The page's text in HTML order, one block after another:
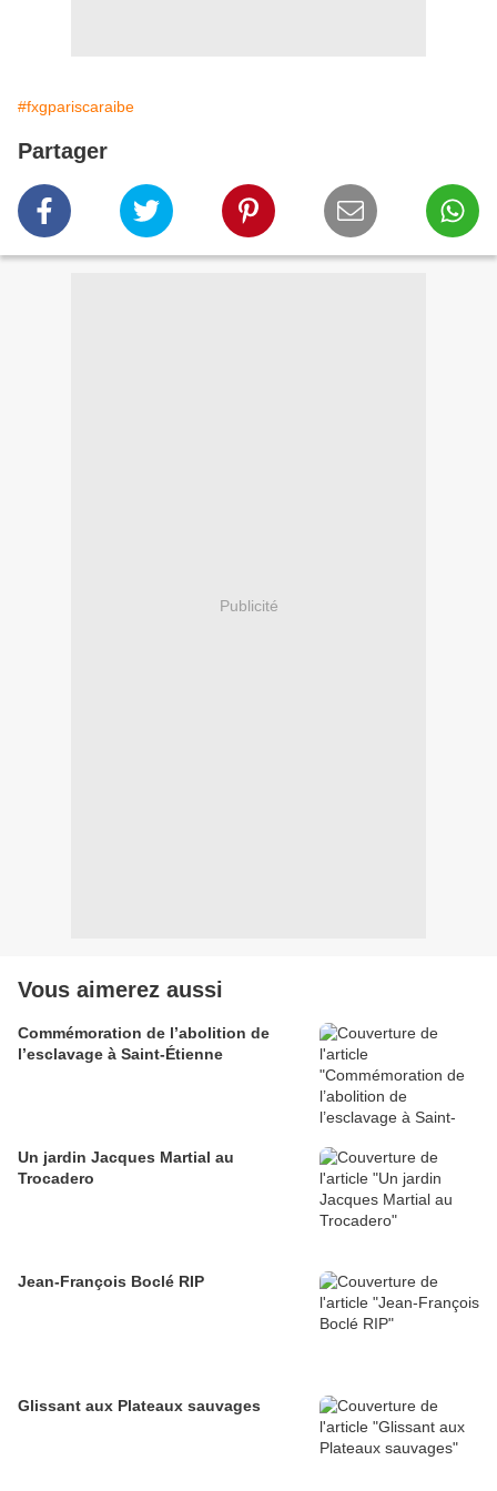
#fxgpariscaraibe
Partager
Publicité
Vous aimerez aussi
Commémoration de l’abolition de
l’esclavage à Saint-Étienne
Un jardin Jacques Martial au
Trocadero
Jean-François Boclé RIP
Glissant aux Plateaux sauvages